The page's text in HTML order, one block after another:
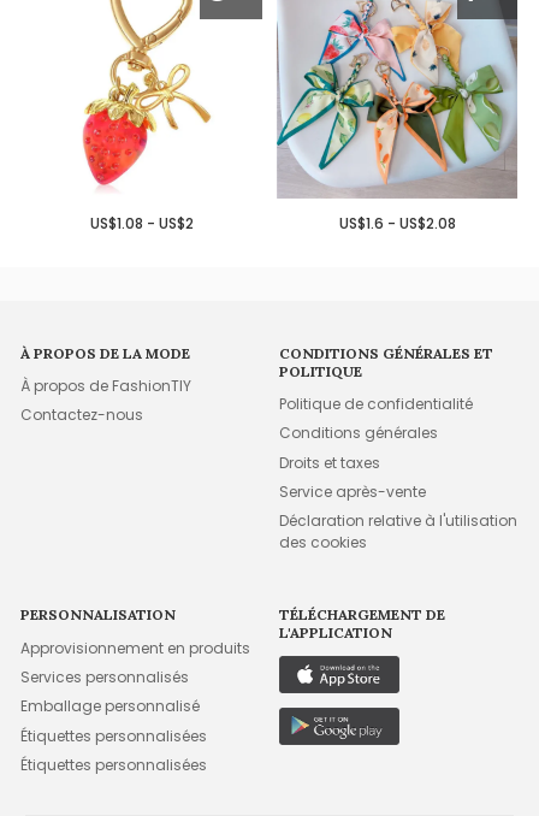
US$1.08 - US$2 US$1.6 - US$2.08
À PROPOS DE LA MODE
À propos de FashionTIY
Contactez-nous
CONDITIONS GÉNÉRALES ET
POLITIQUE
Politique de confidentialité
Conditions générales
Droits et taxes
Service après-vente
Déclaration relative à l'utilisation
des cookies
PERSONNALISATION
Approvisionnement en produits
Services personnalisés
Emballage personnalisé
Étiquettes personnalisées
Étiquettes personnalisées
TÉLÉCHARGEMENT DE
L'APPLICATION